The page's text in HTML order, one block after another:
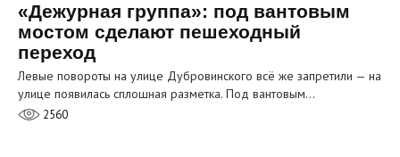
«Дежурная группа»: под вантовым
мостом сделают пешеходный
переход
Левые повороты на улице Дубровинского всё же запретили — на
улице появилась сплошная разметка. Под вантовым…
2560